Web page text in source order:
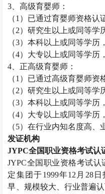
3 、高级育婴师：
（1 ）已通过育婴师资格认
（2）研究生以上或同等学
（3）本科以上或同等学历
（4）大专以上或同等学历
4 、正高级育婴师：
（1 ）已通过高级育婴师资
（2）研究生以上或同等学
（3）本科以上或同等学历
（4）大专以上或同等学历
（5）在行业内知名度高、
发证机构
JYPC全国职业资格考试认
JYPC全国职业资格考试认
定集团于1999年12 月 28日
早、规模较大、行业普遍